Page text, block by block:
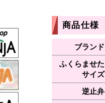
商品仕様
ブランド
ふくらませた
サイズ
逆止弁